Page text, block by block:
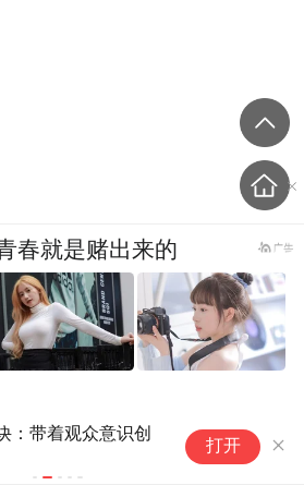
戛纳day2-3：惠勒新片依旧
强，82分钟写尽人与政治
打开
春就是赌出来的